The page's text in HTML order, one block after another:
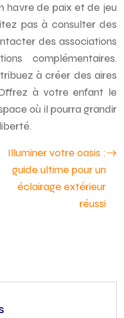
havre de paix et de jeu
pas à consulter des
des associations
complémentaires.
à créer des aires
à votre enfant le
où il pourra grandir
Illuminer votre oasis :
guide ultime pour un
éclairage extérieur
réussi